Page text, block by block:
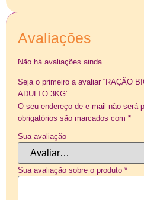
Avaliações
Não há avaliações ainda.
Seja o primeiro a avaliar “RAÇÃO
ADULTO 3KG”
O seu endereço de e-mail não será
obrigatórios são marcados com *
Sua avaliação
Sua avaliação sobre o produto *